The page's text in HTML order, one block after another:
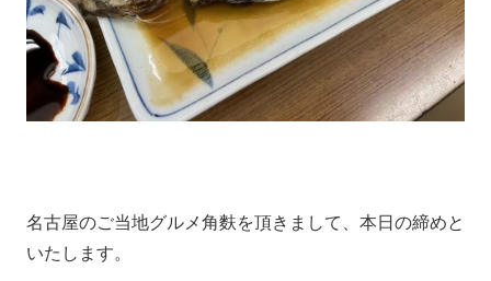
名古屋のご当地グルメ角麩を頂きまして、本日の締めと
いたします。